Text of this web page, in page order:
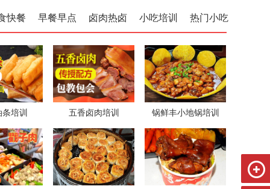
热门小吃
小吃培训
卤肉热卤
早餐早点
快餐
培训 五香卤肉培训 锅鲜丰小地锅培训